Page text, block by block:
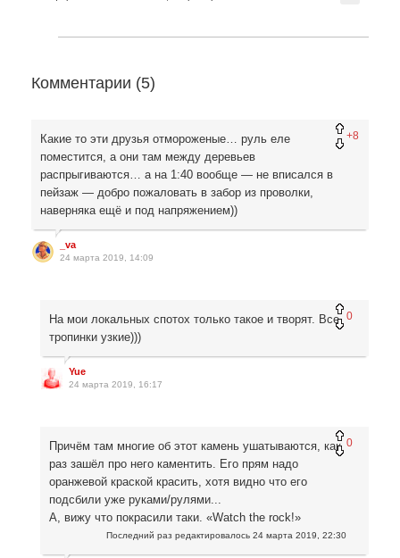
Комментарии (5)
+8
Какие то эти друзья отмороженые… руль еле
поместится, а они там между деревьев
распрыгиваются… а на 1:40 вообще — не вписался в
пейзаж — добро пожаловать в забор из проволки,
наверняка ещё и под напряжением))
_va
24 марта 2019, 14:09
0
На мои локальных спотох только такое и творят. Все
тропинки узкие)))
Yue
24 марта 2019, 16:17
0
Причём там многие об этот камень ушатываются, как
раз зашёл про него каментить. Его прям надо
оранжевой краской красить, хотя видно что его
подсбили уже руками/рулями...
А, вижу что покрасили таки. «Watch the roсk!»
Последний раз редактировалось 24 марта 2019, 22:30